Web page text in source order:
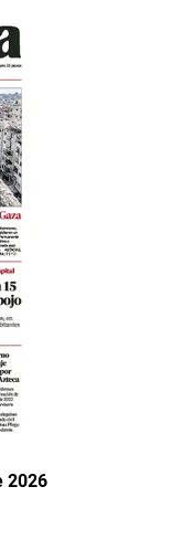
2026